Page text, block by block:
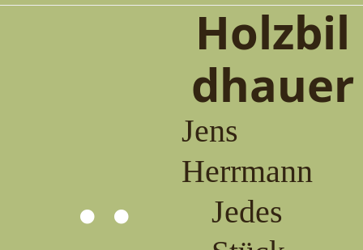
Holzbil
dhauer
Jens
Herrmann
Jedes